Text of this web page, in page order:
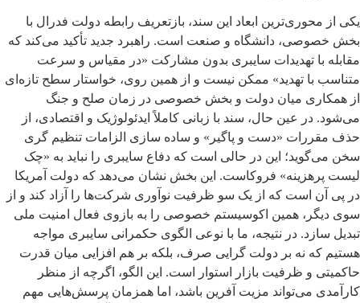
یکی از محوری‌ترین ابعاد این سند، بازتعریف رابطه دولت فدرال با
بخش خصوصی، دانشگاه و صنعت است. راهبرد جدید تأکید می‌کند که
مقابله با تهدیدات سایبری بدون مشارکت «در مقیاس و سرعت
متناسب با تهدید» ممکن نیست و از همین روی، خواستار سطح تازه‌ای
از همکاری میان دولت و بخش خصوصی در زمان صلح و جنگ
می‌شود. در عین حال، سند با زبانی کاملاً ایدئولوژیک و اقتصادی، از
حذف مقررات «دست و پاگیر» و ساده سازی الزامات تنظیم گری
سخن می‌گوید؛ این در حالی است که دفاع سایبری را نباید به «چک
لیست پرهزینه» فروکاست. این بخش نشان می‌دهد که دولت آمریکا
در پی آن است که از یک سو ظرفیت نوآوری شرکت‌ها را آزاد کند و از
سوی دیگر، همین اکوسیستم خصوصی را به بازوی فعال امنیت ملی
تبدیل سازد. در نتیجه، ما با نوعی الگوی حکمرانی سایبری مواجه
هستیم که نه بر دولت گرایی صرف، بلکه بر هم افزایی میان قدرت
حاکمیتی و ظرفیت بازار استوار است. این الگو، اگرچه از منظر
کارآمدی می‌تواند مزیت آفرین باشد، اما همزمان پرسش‌هایی مهم